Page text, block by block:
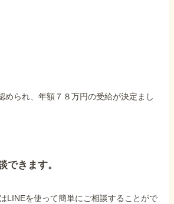
められ、年額７８万円の受給が決定まし
できます。
LINEを使って簡単にご相談することがで